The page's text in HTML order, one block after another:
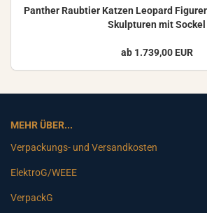
Pan­ther Raub­tier Kat­zen Leo­pard
Skulp­tu­ren mit So­ckel
ab 1.739,00 EUR
MEHR ÜBER...
Verpackungs- und Versandkosten
ElektroG/WEEE
VerpackG